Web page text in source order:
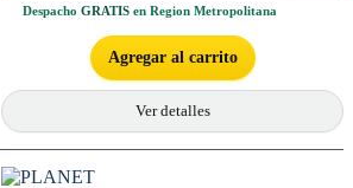
Despacho GRATIS en Region Metropolitana
Agregar al carrito
Ver detalles